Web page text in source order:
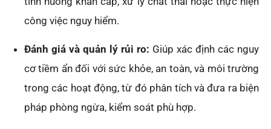
công việc nguy hiểm.
Đánh giá và quản lý rủi ro: Giúp xác định các nguy
cơ tiềm ẩn đối với sức khỏe, an toàn, và môi trường
trong các hoạt động, từ đó phân tích và đưa ra biện
pháp phòng ngừa, kiểm soát phù hợp.